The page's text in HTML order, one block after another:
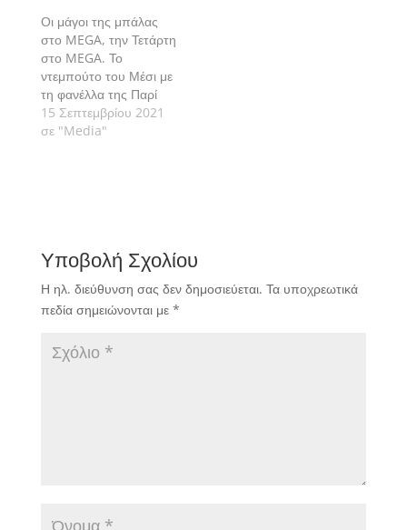
Οι μάγοι της μπάλας
στο MEGA, την Τετάρτη
στο MEGA. Το
ντεμπούτο του Μέσι με
τη φανέλλα της Παρί
στο Champions
League
15 Σεπτεμβρίου 2021
σε "Media"
Υποβολή Σχολίου
Η ηλ. διεύθυνση σας δεν δημοσιεύεται. Τα υποχρεωτικά
πεδία σημειώνονται με *